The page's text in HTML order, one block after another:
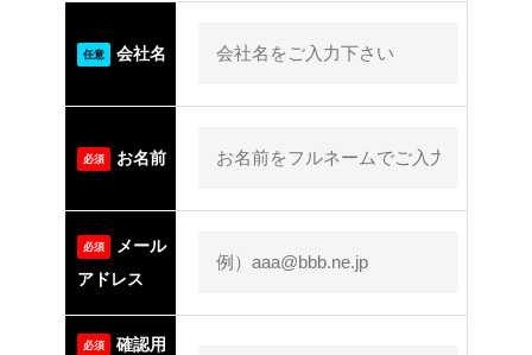
任意 会社名
必須 お名前
必須
メール
アドレス
必須
確認用